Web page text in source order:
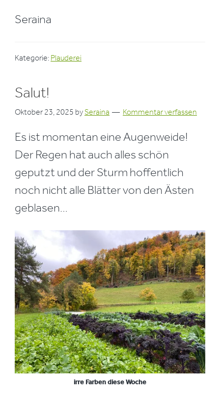
Seraina
Kategorie: Plauderei
Salut!
Oktober 23, 2025 by Seraina Kommentar verfassen
Es ist momentan eine Augenweide!
Der Regen hat auch alles schön
geputzt und der Sturm hoffentlich
noch nicht alle Blätter von den Ästen
geblasen…
irre Farben diese Woche